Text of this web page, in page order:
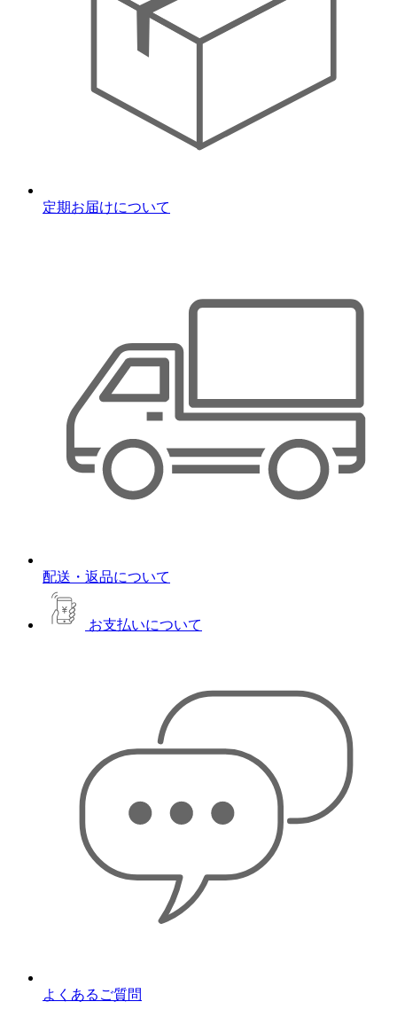
定期お届けについて
配送・返品について
お支払いについて
よくあるご質問